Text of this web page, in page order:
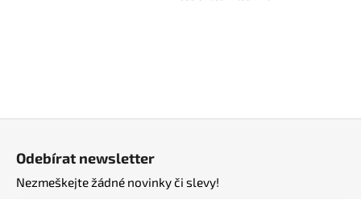
Odebírat newsletter
Nezmeškejte žádné novinky či slevy!